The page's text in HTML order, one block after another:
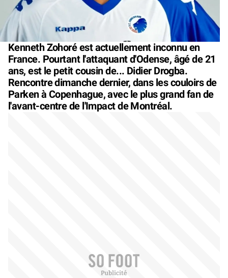
Kenneth Zohoré est actuellement inconnu en
France. Pourtant l'attaquant d'Odense, âgé de 21
ans, est le petit cousin de... Didier Drogba.
Rencontre dimanche dernier, dans les couloirs de
Parken à Copenhague, avec le plus grand fan de
l'avant-centre de l'Impact de Montréal.